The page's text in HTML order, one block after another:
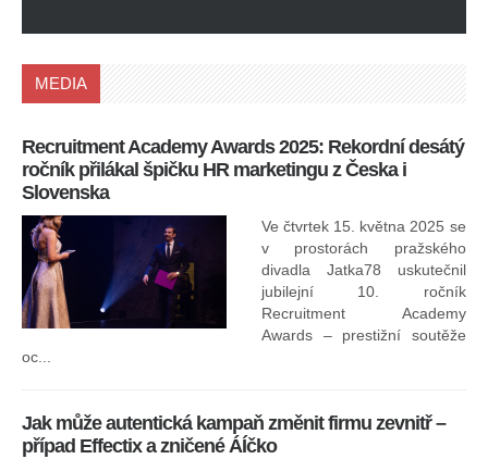
MEDIA
Recruitment Academy Awards 2025: Rekordní desátý
ročník přilákal špičku HR marketingu z Česka i
Slovenska
Ve čtvrtek 15. května 2025 se
v prostorách pražského
divadla Jatka78 uskutečnil
jubilejní 10. ročník
Recruitment Academy
Awards – prestižní soutěže
oc...
Jak může autentická kampaň změnit firmu zevnitř –
případ Effectix a zničené ÁÍčko